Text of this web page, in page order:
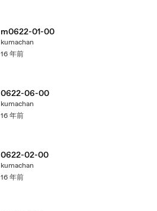
m0622-01-00
kumachan
16 年前
0622-06-00
kumachan
16 年前
0622-02-00
kumachan
16 年前